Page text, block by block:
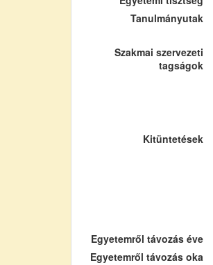
Tanulmányutak
Szakmai szervezeti
tagságok
Kitüntetések
Egyetemről távozás éve
Egyetemről távozás oka